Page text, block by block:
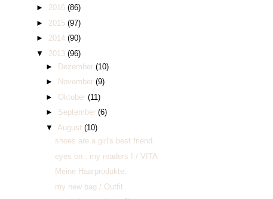
► 2016 (86)
► 2015 (97)
► 2014 (90)
▼ 2013 (96)
►
Dezember (10)
►
November (9)
► Oktober (11)
► September (6)
▼ August (10)
shoes are a girl's best friend.
eyes on : my readers ! / VITA
Meine Haarprodukte.
my new bag / Outfit